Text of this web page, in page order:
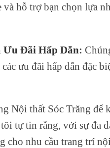
và hỗ trợ bạn chọn lựa
Ưu Đãi Hấp Dẫn:
ưu đãi hấp dẫn đặc
Nội thất Sóc Trăng
tự tin rằng, với sự đa
cho nhu cầu trang trí